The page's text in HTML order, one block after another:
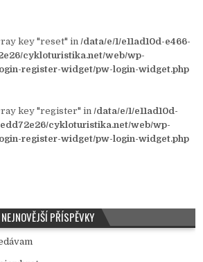
key "reset" in/data/e/1/e11ad10d-e466-
cykloturistika.net/web/wp-
register-widget/pw-login-widget.php
key "register" in/data/e/1/e11ad10d-
cykloturistika.net/web/wp-
register-widget/pw-login-widget.php
NEJNOVĚJŠÍ PŘÍSPĚVKY